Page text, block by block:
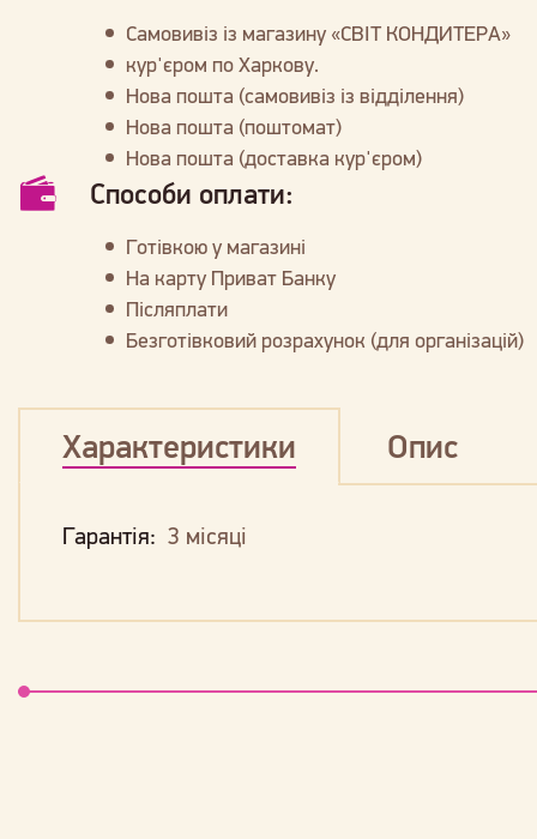
Самовивіз із магазину «СВІТ КОНДИТЕРА»
кур'єром по Харкову.
Нова пошта (самовивіз із відділення)
Нова пошта (поштомат)
Нова пошта (доставка кур'єром)
Способи оплати:
Готівкою у магазині
На карту Приват Банку
Післяплати
Безготівковий розрахунок (для організацій)
Характеристики Опис
Гарантія: 3 місяці